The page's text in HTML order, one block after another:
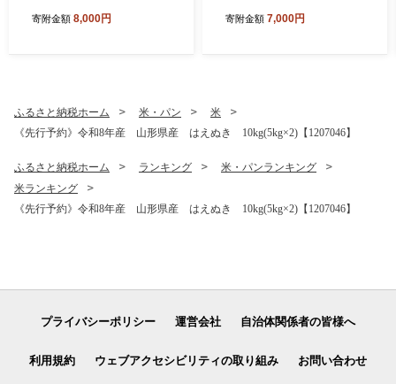
【1764660】
寄附金額 8,000円
g【1764659】
寄附金額 7,000円
ふるさと納税ホーム 米・パン
米
《先行予約》令和8年産 山形県産 はえぬき 10kg(5kg×2)【1207046】
ふるさと納税ホーム ランキング
米・パンランキング
米ランキング
《先行予約》令和8年産 山形県産 はえぬき 10kg(5kg×2)【1207046】
プライバシーポリシー 運営会社 自治体関係者の皆様へ
利用規約 ウェブアクセシビリティの取り組み お問い合わせ